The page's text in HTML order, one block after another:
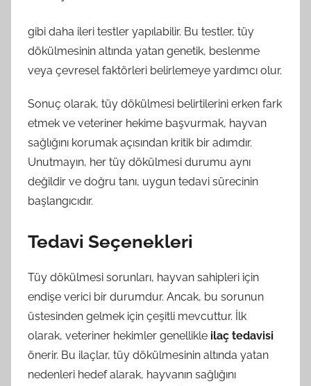
gibi daha ileri testler yapılabilir. Bu testler, tüy
dökülmesinin altında yatan genetik, beslenme
veya çevresel faktörleri belirlemeye yardımcı olur.
Sonuç olarak, tüy dökülmesi belirtilerini erken fark
etmek ve veteriner hekime başvurmak, hayvan
sağlığını korumak açısından kritik bir adımdır.
Unutmayın, her tüy dökülmesi durumu aynı
değildir ve doğru tanı, uygun tedavi sürecinin
başlangıcıdır.
Tedavi Seçenekleri
Tüy dökülmesi sorunları, hayvan sahipleri için
endişe verici bir durumdur. Ancak, bu sorunun
üstesinden gelmek için çeşitli mevcuttur. İlk
olarak, veteriner hekimler genellikle ilaç tedavisi
önerir. Bu ilaçlar, tüy dökülmesinin altında yatan
nedenleri hedef alarak, hayvanın sağlığını